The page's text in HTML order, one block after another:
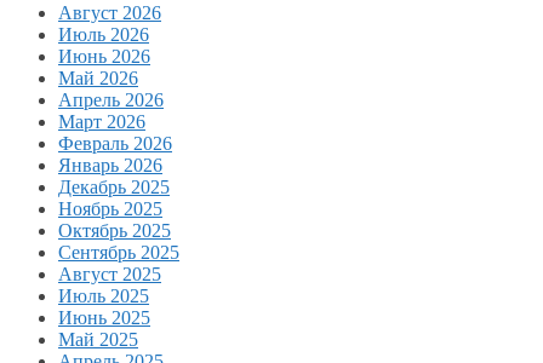
Август 2026
Июль 2026
Июнь 2026
Май 2026
Апрель 2026
Март 2026
Февраль 2026
Январь 2026
Декабрь 2025
Ноябрь 2025
Октябрь 2025
Сентябрь 2025
Август 2025
Июль 2025
Июнь 2025
Май 2025